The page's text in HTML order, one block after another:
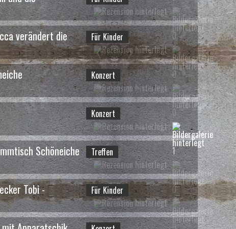
10 / 58
0
verändert die Für Kinder
0
Konzert
0
Konzert
1
Schöneiche Treffen
0
Tobi - Für Kinder